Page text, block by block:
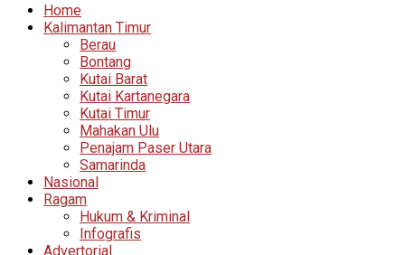
Home
Kalimantan Timur
Berau
Bontang
Kutai Barat
Kutai Kartanegara
Kutai Timur
Mahakan Ulu
Penajam Paser Utara
Samarinda
Nasional
Ragam
Hukum & Kriminal
Infografis
Advertorial